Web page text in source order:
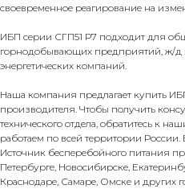
своевременное реагирование на
ИБП серии СГП51 Р7 подходит для
горнодобывающих предприятий, ж/д
энергетических компаний.
Наша компания предлагает купить
производителя. Чтобы получить
технического отдела, обратитесь к
работаем по всей территории
Источник бесперебойного питания
Петербурге, Новосибирске,
Краснодаре, Самаре, Омске и других